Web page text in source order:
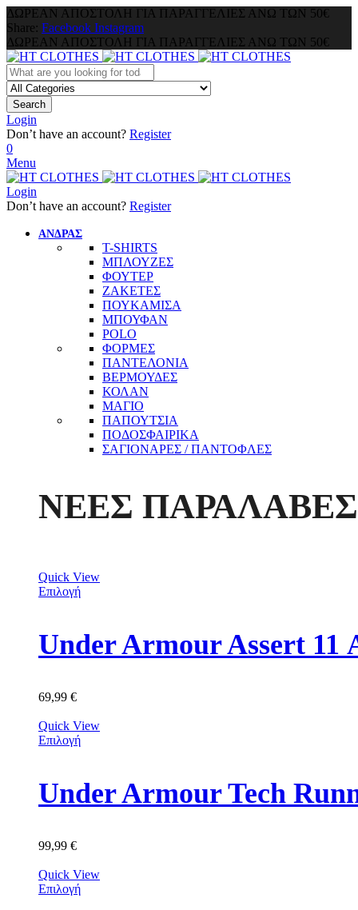
ΔΩΡΕΑΝ ΑΠΟΣΤΟΛΗ ΓΙΑ ΠΑΡΑΓΓΕΛΙΕΣ ΑΝΩ ΤΩΝ 50€
Share: Facebook Instagram
ΔΩΡΕΑΝ ΑΠΟΣΤΟΛΗ ΓΙΑ ΠΑΡΑΓΓΕΛΙΕΣ ΑΝΩ ΤΩΝ 50€
Search
Login
Don’t have an account? Register
0
Menu
Login
Don’t have an account? Register
ΑΝΔΡΑΣ
T-SHIRTS
ΜΠΛΟΥΖΕΣ
ΦΟΥΤΕΡ
ΖΑΚΕΤΕΣ
ΠΟΥΚΑΜΙΣΑ
ΜΠΟΥΦΑΝ
POLO
ΦΟΡΜΕΣ
ΠΑΝΤΕΛΟΝΙΑ
ΒΕΡΜΟΥΔΕΣ
ΚΟΛΑΝ
ΜΑΓΙΟ
ΠΑΠΟΥΤΣΙΑ
ΠΟΔΟΣΦΑΙΡΙΚΑ
ΣΑΓΙΟΝΑΡΕΣ / ΠΑΝΤΟΦΛΕΣ
ΝΕΕΣ ΠΑΡΑΛΑΒΕΣ
Quick View
Επιλογή
Under Armour Assert 11
69,99 €
Quick View
Επιλογή
Under Armour Tech
99,99 €
Quick View
Επιλογή